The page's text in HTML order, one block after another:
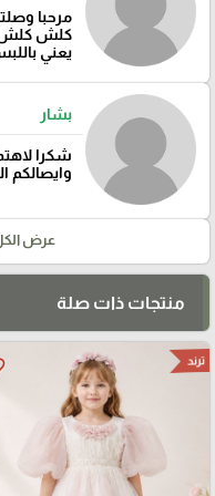
مرحبا
كلش
يعني
بشار
شكرا
وايصالكم
عرض
منتجات ذات صلة
ترند